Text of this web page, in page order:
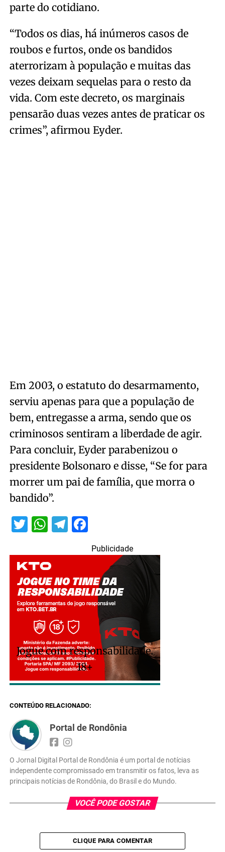
parte do cotidiano.
“Todos os dias, há inúmeros casos de
roubos e furtos, onde os bandidos
aterrorizam à população e muitas das
vezes deixam sequelas para o resto da
vida. Com este decreto, os marginais
pensarão duas vezes antes de praticar os
crimes”, afirmou Eyder.
Em 2003, o estatuto do desarmamento,
serviu apenas para que a população de
bem, entregasse a arma, sendo que os
criminosos sentiram a liberdade de agir.
Para concluir, Eyder parabenizou o
presidente Bolsonaro e disse, “Se for para
morrer um pai de família, que morra o
bandido”.
Twitter
WhatsApp
Telegram
Facebook
Publicidade
Jogue com responsabilidade.
18+
CONTEÚDO RELACIONADO:
Portal de Rondônia
O Jornal Digital Portal de Rondônia é um portal de notícias
independente compromissado em transmitir os fatos, leva as
principais notícias de Rondônia, do Brasil e do Mundo.
VOCÊ PODE GOSTAR
CLIQUE PARA COMENTAR